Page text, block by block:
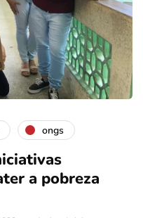
ongs
a pobreza